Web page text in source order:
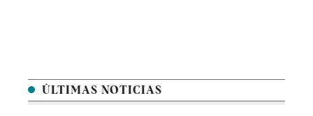
ÚLTIMAS NOTICIAS